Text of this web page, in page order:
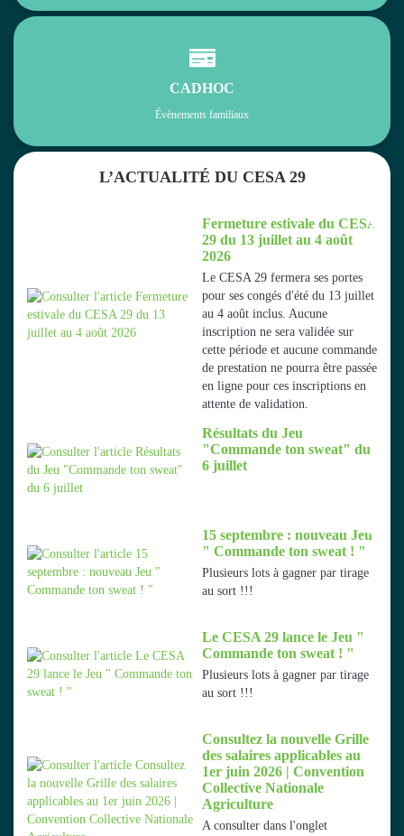

CADHOC
Évènements familiaux
L’ACTUALITÉ DU CESA 29
Fermeture estivale du CESA
29 du 13 juillet au 4 août
2026
Le CESA 29 fermera ses portes
pour ses congés d'été du 13 juillet
au 4 août inclus. Aucune
inscription ne sera validée sur
cette période et aucune commande
de prestation ne pourra être passée
en ligne pour ces inscriptions en
attente de validation.
Résultats du Jeu
"Commande ton sweat" du
6 juillet
15 septembre : nouveau Jeu
" Commande ton sweat ! "
Plusieurs lots à gagner par tirage
au sort !!!
Le CESA 29 lance le Jeu "
Commande ton sweat ! "
Plusieurs lots à gagner par tirage
au sort !!!
Consultez la nouvelle Grille
des salaires applicables au
1er juin 2026 | Convention
Collective Nationale
Agriculture
A consulter dans l'onglet